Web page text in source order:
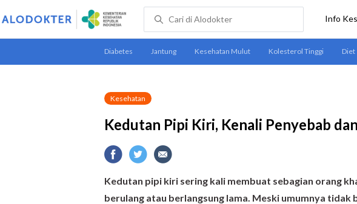
Kesehatan
Kedutan Pipi Kiri, Kenali Penyebab
Kedutan pipi kiri sering kali membuat sebagian orang
berulang atau berlangsung lama. Meski umumnya tidak